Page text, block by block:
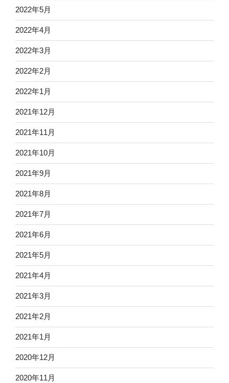
2022年5月
2022年4月
2022年3月
2022年2月
2022年1月
2021年12月
2021年11月
2021年10月
2021年9月
2021年8月
2021年7月
2021年6月
2021年5月
2021年4月
2021年3月
2021年2月
2021年1月
2020年12月
2020年11月